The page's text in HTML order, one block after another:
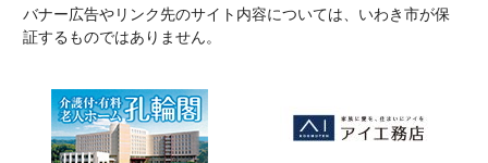
バナー広告やリンク先のサイト内容については、いわき市が保
証するものではありません。